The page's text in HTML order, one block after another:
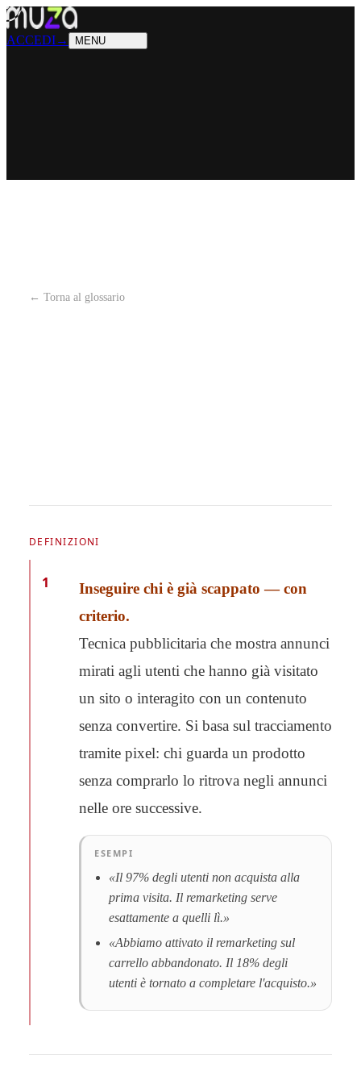
ACCEDI→ MENU
PRODOTTI Cosa sappiamo fare
SOLUZIONIChi possiamo aiutare
← Torna al glossario
DEFINIZIONI
1
Inseguire chi è già scappato — con
criterio.
Tecnica pubblicitaria che mostra annunci
mirati agli utenti che hanno già visitato
un sito o interagito con un contenuto
senza convertire. Si basa sul tracciamento
tramite pixel: chi guarda un prodotto
senza comprarlo lo ritrova negli annunci
nelle ore successive.
ESEMPI
«Il 97% degli utenti non acquista alla
prima visita. Il remarketing serve
esattamente a quelli lì.»
«Abbiamo attivato il remarketing sul
carrello abbandonato. Il 18% degli
utenti è tornato a completare l'acquisto.»